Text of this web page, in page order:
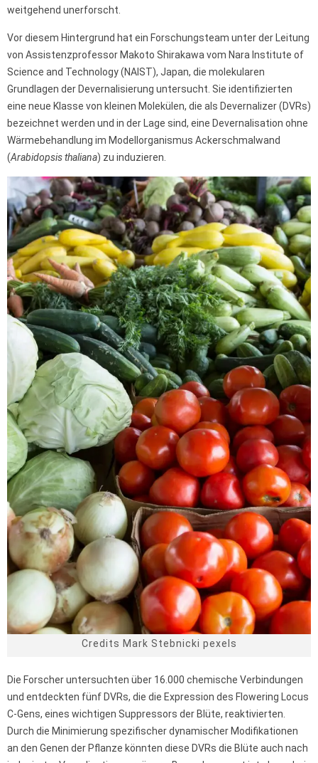
weitgehend unerforscht.
Vor diesem Hintergrund hat ein Forschungsteam unter der Leitung
von Assistenzprofessor Makoto Shirakawa vom Nara Institute of
Science and Technology (NAIST), Japan, die molekularen
Grundlagen der Devernalisierung untersucht. Sie identifizierten
eine neue Klasse von kleinen Molekülen, die als Devernalizer (DVRs)
bezeichnet werden und in der Lage sind, eine Devernalisation ohne
Wärmebehandlung im Modellorganismus Ackerschmalwand
(Arabidopsis thaliana) zu induzieren.
Credits Mark Stebnicki pexels
Die Forscher untersuchten über 16.000 chemische Verbindungen
und entdeckten fünf DVRs, die die Expression des Flowering Locus
C-Gens, eines wichtigen Suppressors der Blüte, reaktivierten.
Durch die Minimierung spezifischer dynamischer Modifikationen
an den Genen der Pflanze könnten diese DVRs die Blüte auch nach